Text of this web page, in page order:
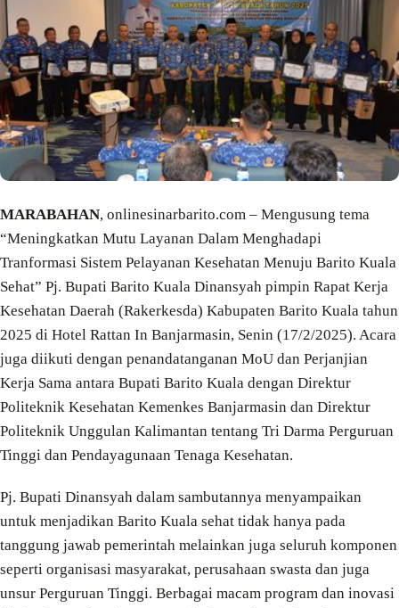
MARABAHAN, onlinesinarbarito.com – Mengusung tema
“Meningkatkan Mutu Layanan Dalam Menghadapi
Tranformasi Sistem Pelayanan Kesehatan Menuju Barito Kuala
Sehat” Pj. Bupati Barito Kuala Dinansyah pimpin Rapat Kerja
Kesehatan Daerah (Rakerkesda) Kabupaten Barito Kuala tahun
2025 di Hotel Rattan In Banjarmasin, Senin (17/2/2025). Acara
juga diikuti dengan penandatanganan MoU dan Perjanjian
Kerja Sama antara Bupati Barito Kuala dengan Direktur
Politeknik Kesehatan Kemenkes Banjarmasin dan Direktur
Politeknik Unggulan Kalimantan tentang Tri Darma Perguruan
Tinggi dan Pendayagunaan Tenaga Kesehatan.
Pj. Bupati Dinansyah dalam sambutannya menyampaikan
untuk menjadikan Barito Kuala sehat tidak hanya pada
tanggung jawab pemerintah melainkan juga seluruh komponen
seperti organisasi masyarakat, perusahaan swasta dan juga
unsur Perguruan Tinggi. Berbagai macam program dan inovasi